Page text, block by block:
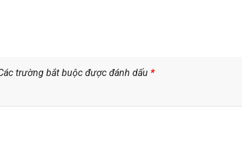
trường bắt buộc được đánh dấu *